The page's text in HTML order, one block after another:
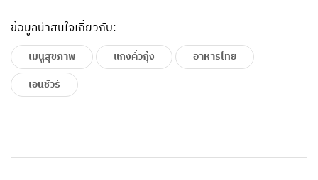
ข้อมูลน่าสนใจเกี่ยวกับ:
เมนูสุขภาพ แกงคั่วกุ้ง
อาหารไทย
เอนชัวร์